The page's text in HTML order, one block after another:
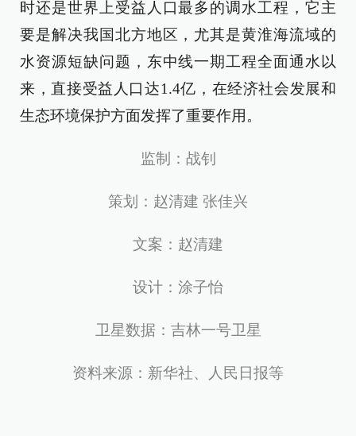
时还是世界上受益人口最多的调水工程，它主
要是解决我国北方地区，尤其是黄淮海流域的
水资源短缺问题，东中线一期工程全面通水以
来，直接受益人口达1.4亿，在经济社会发展和
生态环境保护方面发挥了重要作用。
监制：战钊
策划：赵清建 张佳兴
文案：赵清建
设计：涂子怡
卫星数据：吉林一号卫星
资料来源：新华社、人民日报等